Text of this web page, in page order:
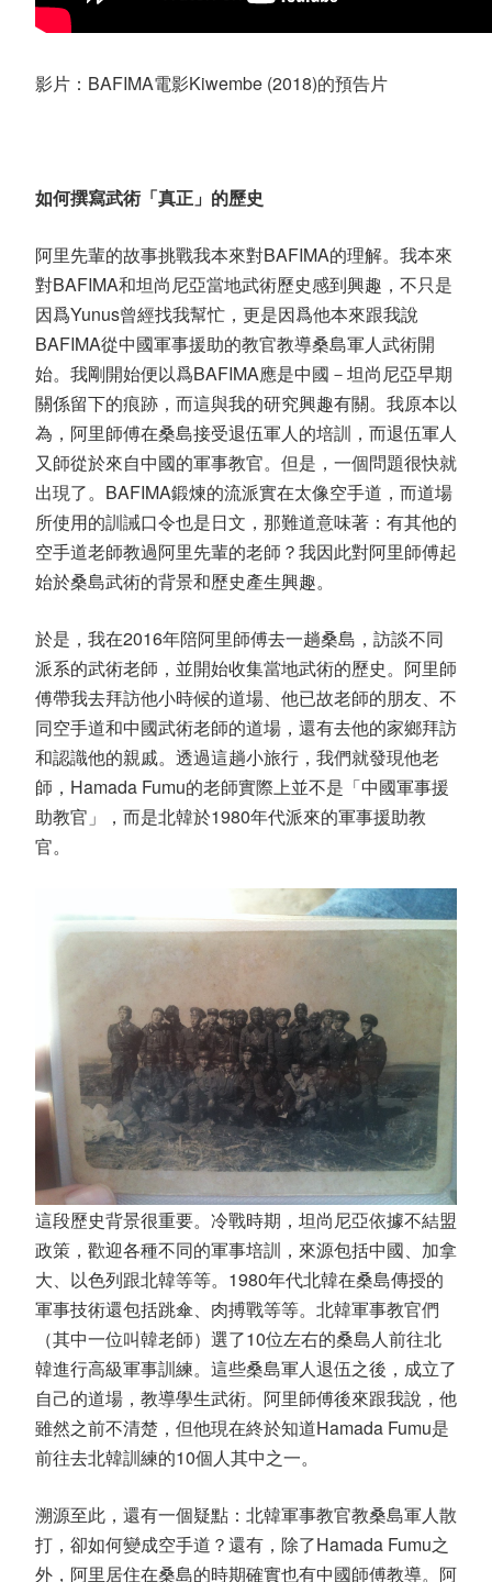
影片：BAFIMA電影Kiwembe (2018)的預告片
如何撰寫武術「真正」的歷史
阿里先輩的故事挑戰我本來對BAFIMA的理解。我本來
對BAFIMA和坦尚尼亞當地武術歷史感到興趣，不只是
因爲Yunus曾經找我幫忙，更是因爲他本來跟我說
BAFIMA從中國軍事援助的教官教導桑島軍人武術開
始。我剛開始便以爲BAFIMA應是中國－坦尚尼亞早期
關係留下的痕跡，而這與我的研究興趣有關。我原本以
為，阿里師傅在桑島接受退伍軍人的培訓，而退伍軍人
又師從於來自中國的軍事教官。但是，一個問題很快就
出現了。BAFIMA鍛煉的流派實在太像空手道，而道場
所使用的訓誡口令也是日文，那難道意味著：有其他的
空手道老師教過阿里先輩的老師？我因此對阿里師傅起
始於桑島武術的背景和歷史產生興趣。
於是，我在2016年陪阿里師傅去一趟桑島，訪談不同
派系的武術老師，並開始收集當地武術的歷史。阿里師
傅帶我去拜訪他小時候的道場、他已故老師的朋友、不
同空手道和中國武術老師的道場，還有去他的家鄉拜訪
和認識他的親戚。透過這趟小旅行，我們就發現他老
師，Hamada Fumu的老師實際上並不是「中國軍事援
助教官」，而是北韓於1980年代派來的軍事援助教
官。
這段歷史背景很重要。冷戰時期，坦尚尼亞依據不結盟
政策，歡迎各種不同的軍事培訓，來源包括中國、加拿
大、以色列跟北韓等等。1980年代北韓在桑島傳授的
軍事技術還包括跳傘、肉搏戰等等。北韓軍事教官們
（其中一位叫韓老師）選了10位左右的桑島人前往北
韓進行高級軍事訓練。這些桑島軍人退伍之後，成立了
自己的道場，教導學生武術。阿里師傅後來跟我說，他
雖然之前不清楚，但他現在終於知道Hamada Fumu是
前往去北韓訓練的10個人其中之一。
溯源至此，還有一個疑點：北韓軍事教官教桑島軍人散
打，卻如何變成空手道？還有，除了Hamada Fumu之
外，阿里居住在桑島的時期確實也有中國師傅教導。阿